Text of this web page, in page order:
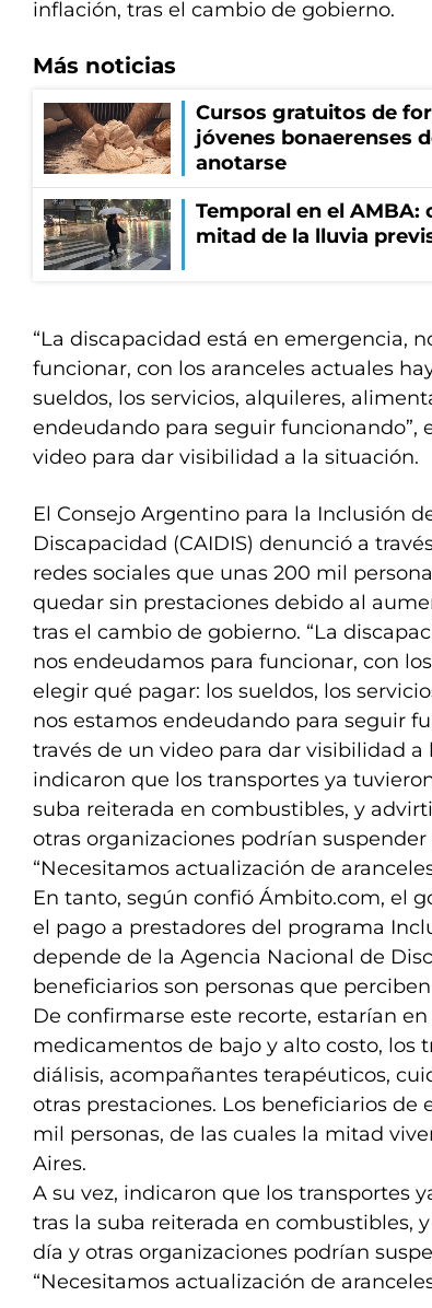
inflación, tras el cambio de gobierno.
Más noticias
Cursos gratuitos de
jóvenes bonaerenses
anotarse
Temporal en el AMBA:
mitad de la lluvia
“La discapacidad está en emergencia,
funcionar, con los aranceles actuales
sueldos, los servicios, alquileres,
endeudando para seguir funcionando”,
video para dar visibilidad a la situación.
El Consejo Argentino para la Inclusión
Discapacidad (CAIDIS) denunció a
redes sociales que unas 200 mil
quedar sin prestaciones debido al
tras el cambio de gobierno. “La
nos endeudamos para funcionar, con
elegir qué pagar: los sueldos, los
nos estamos endeudando para seguir
través de un video para dar visibilidad a
indicaron que los transportes ya
suba reiterada en combustibles, y
otras organizaciones podrían suspender
“Necesitamos actualización de
En tanto, según confió Ámbito.com, el
el pago a prestadores del programa
depende de la Agencia Nacional de
beneficiarios son personas que
De confirmarse este recorte, estarían
medicamentos de bajo y alto costo, los
diálisis, acompañantes terapéuticos,
otras prestaciones. Los beneficiarios de
mil personas, de las cuales la mitad
Aires.
A su vez, indicaron que los transportes
tras la suba reiterada en combustibles,
día y otras organizaciones podrían
“Necesitamos actualización de